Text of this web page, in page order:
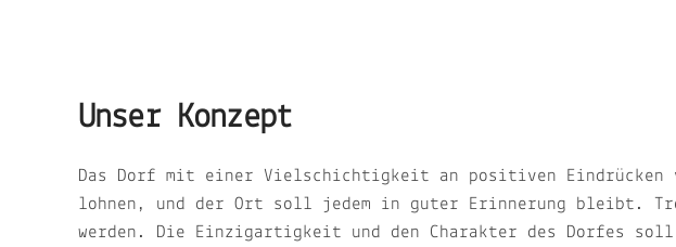
Unser Konzept
Das Dorf mit einer Vielschichtigkeit an positiven Eindrücken
lohnen, und der Ort soll jedem in guter Erinnerung bleibt.
werden. Die Einzigartigkeit und den Charakter des Dorfes